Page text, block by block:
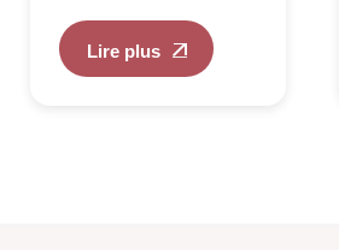
Lire plus